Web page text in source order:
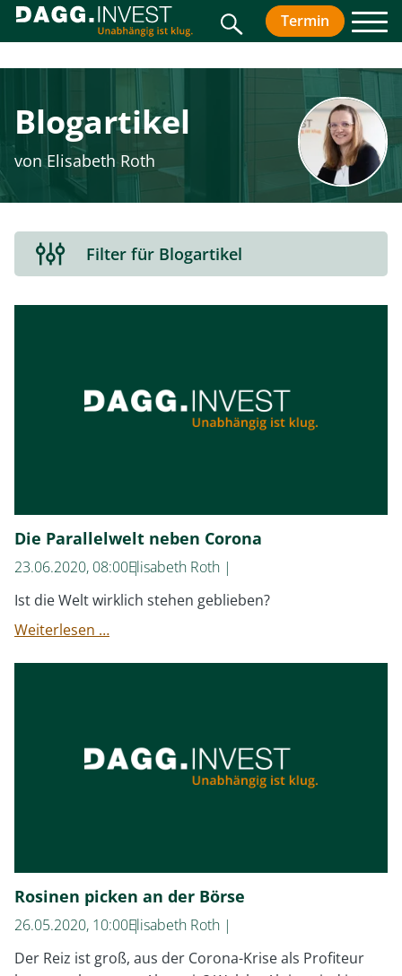
SucheTermin
Blogartikel
von Elisabeth Roth
aus-
oder
Filter für Blogartikel
Die Parallelwelt neben Corona
23.06.2020, 08:00Elisabeth Roth
Ist die Welt wirklich stehen geblieben?
Weiterlesen …Die
Rosinen picken an der Börse
26.05.2020, 10:00Elisabeth Roth
Der Reiz ist groß, aus der Corona-Krise als Profiteur